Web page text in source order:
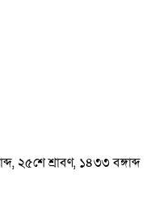
২৫শে শ্রাবণ, ১৪৩৩ বঙ্গাব্দ